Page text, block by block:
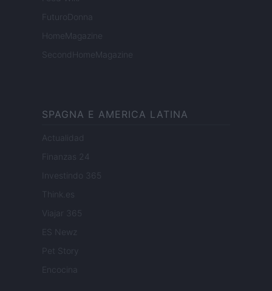
FuturoDonna
HomeMagazine
SecondHomeMagazine
SPAGNA E AMERICA LATINA
Actualidad
Finanzas 24
Investindo 365
Think.es
Viajar 365
ES Newz
Pet Story
Encocina